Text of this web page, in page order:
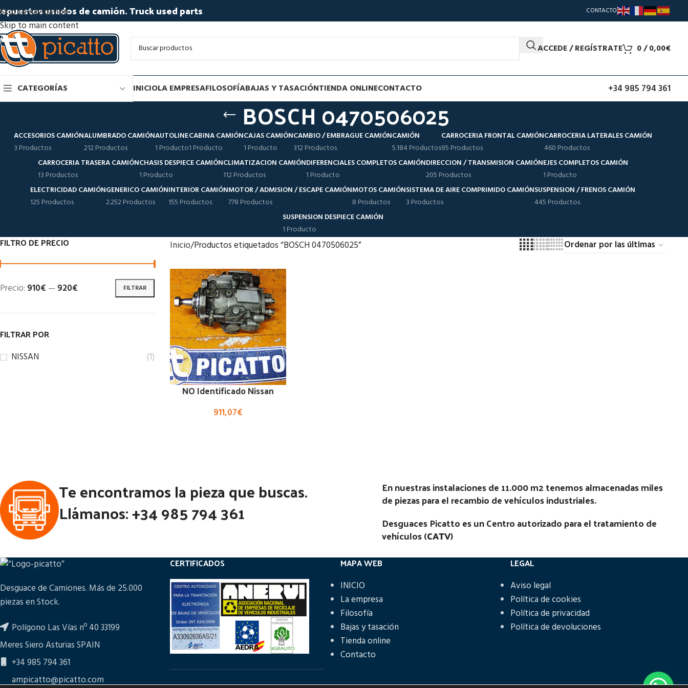
Skip to navigation
Skip to main content
usados de camión. Truck used parts CONTACTO
ACCEDE / REGÍSTRATE 0/0,00€
CATEGORÍAS INICIOLA EMPRESAFILOSOFÍABAJAS Y TASACIÓNTIENDA ONLINECONTACTO +34 985 794 361
BOSCH 0470506025
ACCESORIOS CAMIÓN
3 Productos
ALUMBRADO CAMIÓN
212 Productos
AUTOLINE
1 Producto
CABINA CAMIÓN
1 Producto
CAJAS CAMIÓN
1 Producto
CAMBIO / EMBRAGUE CAMIÓN
312 Productos
CAMIÓN
5.184 Productos
CARROCERIA FRONTAL CAMIÓN
95 Productos
CARROCERIA LATERALES CAMIÓN
460 Productos
CARROCERIA TRASERA CAMIÓN
13 Productos
CHASIS DESPIECE CAMIÓN
1 Producto
CLIMATIZACION CAMIÓN
112 Productos
DIFERENCIALES COMPLETOS CAMIÓN
1 Producto
DIRECCION / TRANSMISION CAMIÓN
205 Productos
EJES COMPLETOS CAMIÓN
1 Producto
ELECTRICIDAD CAMIÓN
125 Productos
GENERICO CAMIÓN
2.252 Productos
INTERIOR CAMIÓN
155 Productos
MOTOR / ADMISION / ESCAPE CAMIÓN
778 Productos
MOTOS CAMIÓN
8 Productos
SISTEMA DE AIRE COMPRIMIDO CAMIÓN
3 Productos
SUSPENSION / FRENOS CAMIÓN
445 Productos
SUSPENSION DESPIECE CAMIÓN
1 Producto
FILTRO DE PRECIO
FILTRAR
Precio: 910€ — 920€
FILTRAR POR
NISSAN (1)
Inicio Productos etiquetados “BOSCH 0470506025”
NO Identificado Nissan
911,07€
Te encontramos la pieza que buscas.
Llámanos: +34 985 794 361
En nuestras instalaciones de 11.000 m2 tenemos almacenadas miles
de piezas para el recambio de vehículos industriales.
Desguaces Picatto es un Centro autorizado para el tratamiento de
vehículos (CATV)
Desguace de Camiones. Más de 25.000
piezas en Stock.
Polígono Las Vías nº 40 33199
Meres Siero Asturias SPAIN
+34 985 794 361
ampicatto@picatto.com
CERTIFICADOS MAPA WEB
INICIO
La empresa
Filosofía
Bajas y tasación
Tienda online
Contacto
LEGAL
Aviso legal
Política de cookies
Política de privacidad
Política de devoluciones